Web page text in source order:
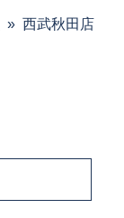
» 西武秋田店